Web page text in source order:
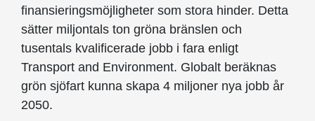
finansieringsmöjligheter som stora hinder. Detta
sätter miljontals ton gröna bränslen och
tusentals kvalificerade jobb i fara enligt
Transport and Environment. Globalt beräknas
grön sjöfart kunna skapa 4 miljoner nya jobb år
2050.